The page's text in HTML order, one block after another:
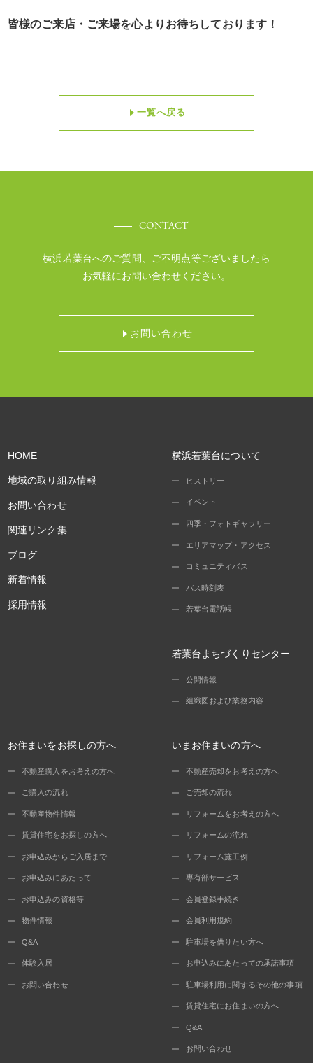
皆様のご来店・ご来場を心よりお待ちしております！
一覧へ戻る
CONTACT
横浜若葉台へのご質問、ご不明点等ございましたら
お気軽にお問い合わせください。
お問い合わせ
HOME
地域の取り組み情報
お問い合わせ
関連リンク集
ブログ
新着情報
採用情報
横浜若葉台について
ヒストリー
イベント
四季・フォトギャラリー
エリアマップ・アクセス
コミュニティバス
バス時刻表
若葉台電話帳
若葉台まちづくりセンター
公開情報
組織図および業務内容
お住まいをお探しの方へ
不動産購入をお考えの方へ
ご購入の流れ
不動産物件情報
賃貸住宅をお探しの方へ
お申込みからご入居まで
お申込みにあたって
お申込みの資格等
物件情報
Q&A
体験入居
お問い合わせ
いまお住まいの方へ
不動産売却をお考えの方へ
ご売却の流れ
リフォームをお考えの方へ
リフォームの流れ
リフォーム施工例
専有部サービス
会員登録手続き
会員利用規約
駐車場を借りたい方へ
お申込みにあたっての承諾事項
駐車場利用に関するその他の事項
賃貸住宅にお住まいの方へ
Q&A
お問い合わせ